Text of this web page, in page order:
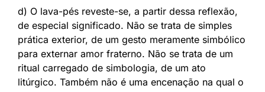
d) O lava-pés reveste-se, a partir dessa reflexão,
de especial significado. Não se trata de simples
prática exterior, de um gesto meramente simbólico
para externar amor fraterno. Não se trata de um
ritual carregado de simbologia, de um ato
litúrgico. Também não é uma encenação na qual o